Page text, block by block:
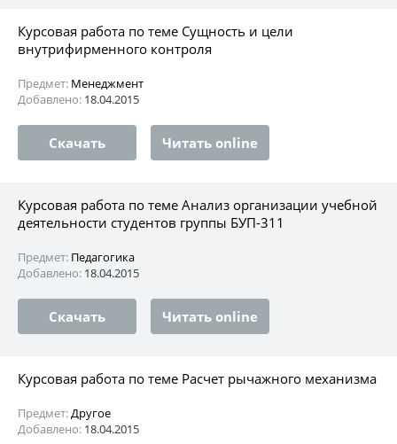
Курсовая работа по теме Сущность и цели
внутрифирменного контроля
Предмет: Менеджмент
Добавлено: 18.04.2015
Скачать Читать online
Курсовая работа по теме Анализ организации учебной
деятельности студентов группы БУП-311
Предмет: Педагогика
Добавлено: 18.04.2015
Скачать Читать online
Курсовая работа по теме Расчет рычажного механизма
Предмет:Другое
Добавлено: 18.04.2015